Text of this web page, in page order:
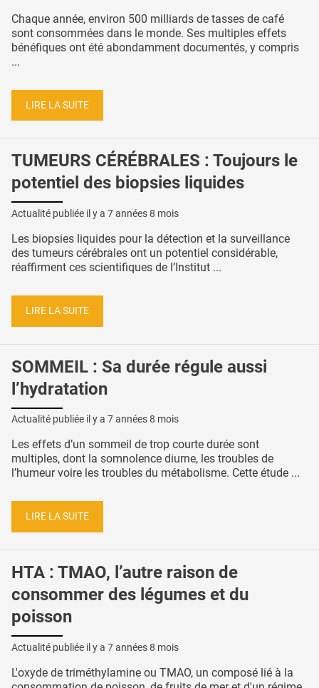
Chaque année, environ 500 milliards de tasses de café
sont consommées dans le monde. Ses multiples effets
bénéfiques ont été abondamment documentés, y compris
...
LIRE LA SUITE
TUMEURS CÉRÉBRALES : Toujours le
potentiel des biopsies liquides
Actualité publiée il y a 7 années 8 mois
Les biopsies liquides pour la détection et la surveillance
des tumeurs cérébrales ont un potentiel considérable,
réaffirment ces scientifiques de l’Institut ...
LIRE LA SUITE
SOMMEIL : Sa durée régule aussi
l’hydratation
Actualité publiée il y a 7 années 8 mois
Les effets d’un sommeil de trop courte durée sont
multiples, dont la somnolence diurne, les troubles de
l’humeur voire les troubles du métabolisme. Cette étude ...
LIRE LA SUITE
HTA : TMAO, l’autre raison de
consommer des légumes et du
poisson
Actualité publiée il y a 7 années 8 mois
L'oxyde de triméthylamine ou TMAO, un composé lié à la